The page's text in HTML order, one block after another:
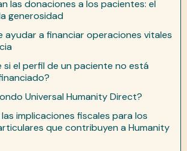
las donaciones a los pacientes: el
generosidad
ayudar a financiar operaciones vitales
si el perfil de un paciente no está
Universal Humanity Direct?
implicaciones fiscales para los
que contribuyen a Humanity